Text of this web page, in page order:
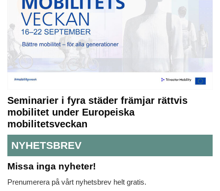
Seminarier i fyra städer främjar rättvis
mobilitet under Europeiska
mobilitetsveckan
NYHETSBREV
Missa inga nyheter!
Prenumerera på vårt nyhetsbrev helt gratis.